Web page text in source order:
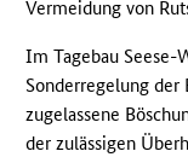
Vermeidung von
Im Tagebau Seese-
Sonderregelung der
zugelassene
der zulässigen